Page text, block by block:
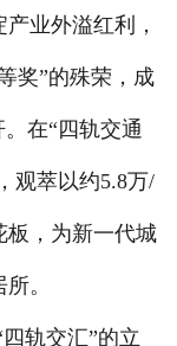
联系我们
业外溢红利，
奖”的殊荣，成
在“四轨交通
观萃以约5.8万/
板，为新一代城
。
轨交汇”的立